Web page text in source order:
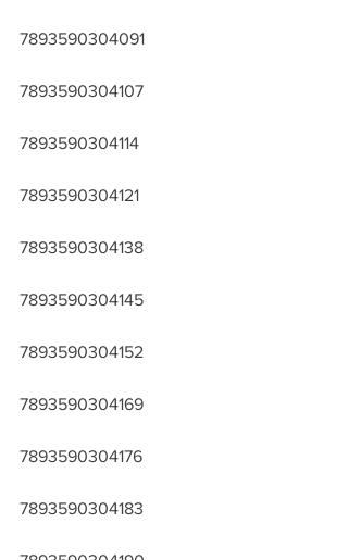
7893590304091
7893590304107
7893590304114
7893590304121
7893590304138
7893590304145
7893590304152
7893590304169
7893590304176
7893590304183